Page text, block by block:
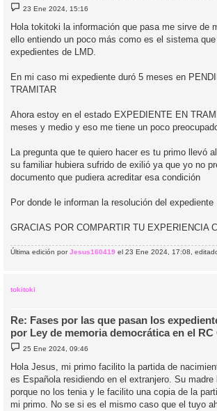
M
e
n
s
a
e
23 Ene 2024, 15:16
Hola tokitoki la información que pasa me sirve de
ello entiendo un poco más como es el sistema
expedientes de LMD.
En mi caso mi expediente duró 5 meses en
TRAMITAR
Ahora estoy en el estado EXPEDIENTE EN
meses y medio y eso me tiene un poco
La pregunta que te quiero hacer es tu primo llevó
su familiar hubiera sufrido de exilió ya que yo no
documento que pudiera acreditar esa condición
Por donde le informan la resolución del expediente
GRACIAS POR COMPARTIR TU EXPERIENCIA
Última edición porJesus160419 el 23 Ene 2024, 17:08,
tokitoki
Re: Fases por las que pasan los
por Ley de memoria democrática en el RC
M
e
n
s
a
e
25 Ene 2024, 09:46
Hola Jesus, mi primo facilito la partida de
es Española residiendo en el extranjero. Su madre
porque no los tenia y le facilito una copia de la
mi primo. No se si es el mismo caso que el tuyo